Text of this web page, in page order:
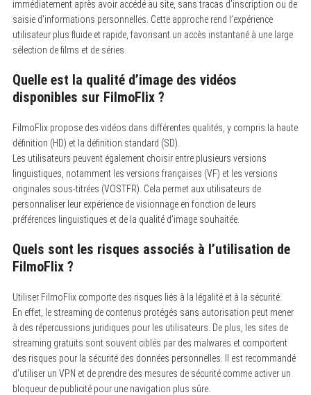
immédiatement après avoir accédé au site, sans tracas d’inscription ou de
saisie d’informations personnelles. Cette approche rend l’expérience
utilisateur plus fluide et rapide, favorisant un accès instantané à une large
sélection de films et de séries.
Quelle est la qualité d’image des vidéos
disponibles sur FilmoFlix ?
FilmoFlix propose des vidéos dans différentes qualités, y compris la haute
définition (HD) et la définition standard (SD).
Les utilisateurs peuvent également choisir entre plusieurs versions
linguistiques, notamment les versions françaises (VF) et les versions
originales sous-titrées (VOSTFR). Cela permet aux utilisateurs de
personnaliser leur expérience de visionnage en fonction de leurs
préférences linguistiques et de la qualité d’image souhaitée.
Quels sont les risques associés à l’utilisation de
FilmoFlix ?
Utiliser FilmoFlix comporte des risques liés à la légalité et à la sécurité.
En effet, le streaming de contenus protégés sans autorisation peut mener
à des répercussions juridiques pour les utilisateurs. De plus, les sites de
streaming gratuits sont souvent ciblés par des malwares et comportent
des risques pour la sécurité des données personnelles. Il est recommandé
d’utiliser un VPN et de prendre des mesures de sécurité comme activer un
bloqueur de publicité pour une navigation plus sûre.